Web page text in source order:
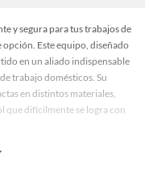
y segura para tus trabajos de
Este equipo, diseñado
en un aliado indispensable
trabajo domésticos. Su
en distintos materiales,
que difícilmente se logra con
adaptan a diversas